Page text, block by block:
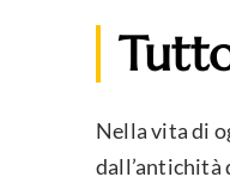
Nella vita di
dall’antichità